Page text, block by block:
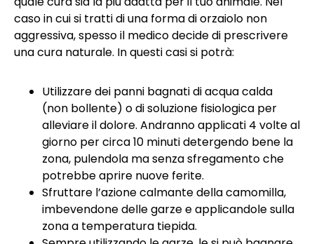
caso in cui si tratti di una forma di orzaiolo non
aggressiva, spesso il medico decide di prescrivere
una cura naturale. In questi casi si potrà:
Utilizzare dei panni bagnati di acqua calda
(non bollente) o di soluzione fisiologica per
alleviare il dolore. Andranno applicati 4 volte al
giorno per circa 10 minuti detergendo bene la
zona, pulendola ma senza sfregamento che
potrebbe aprire nuove ferite.
Sfruttare l’azione calmante della camomilla,
imbevendone delle garze e applicandole sulla
zona a temperatura tiepida.